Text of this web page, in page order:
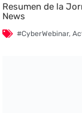
Resumen de la
News
#CyberWebinar,